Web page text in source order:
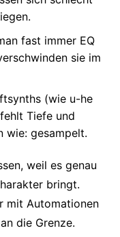
fast immer EQ
sie im
(wie u-he
Tiefe und
wie: gesampelt.
weil es genau
bringt.
mit Automationen
die Grenze.